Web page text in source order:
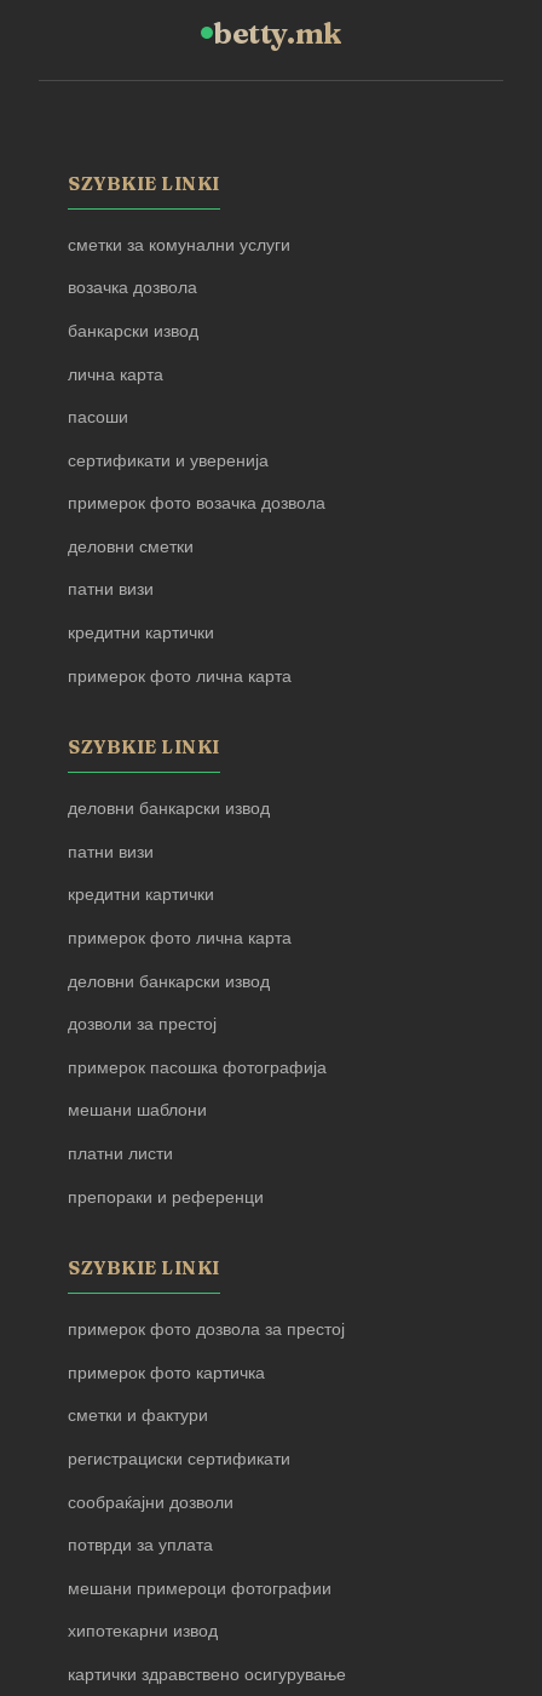
betty.mk
SZYBKIE LINKI
сметки за комунални услуги
возачка дозвола
банкарски извод
лична карта
пасоши
сертификати и уверенија
примерок фото возачка дозвола
деловни сметки
патни визи
кредитни картички
примерок фото лична карта
SZYBKIE LINKI
деловни банкарски извод
патни визи
кредитни картички
примерок фото лична карта
деловни банкарски извод
дозволи за престој
примерок пасошка фотографија
мешани шаблони
платни листи
препораки и референци
SZYBKIE LINKI
примерок фото дозвола за престој
примерок фото картичка
сметки и фактури
регистрациски сертификати
сообраќајни дозволи
потврди за уплата
мешани примероци фотографии
хипотекарни извод
картички здравствено осигурување